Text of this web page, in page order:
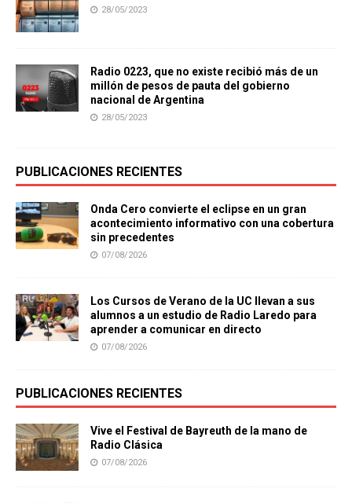
28/05/2023
Radio 0223, que no existe recibió más de un
millón de pesos de pauta del gobierno
nacional de Argentina
28/05/2023
PUBLICACIONES RECIENTES
Onda Cero convierte el eclipse en un gran
acontecimiento informativo con una cobertura
sin precedentes
07/08/2026
Los Cursos de Verano de la UC llevan a sus
alumnos a un estudio de Radio Laredo para
aprender a comunicar en directo
07/08/2026
PUBLICACIONES RECIENTES
Vive el Festival de Bayreuth de la mano de
Radio Clásica
07/08/2026